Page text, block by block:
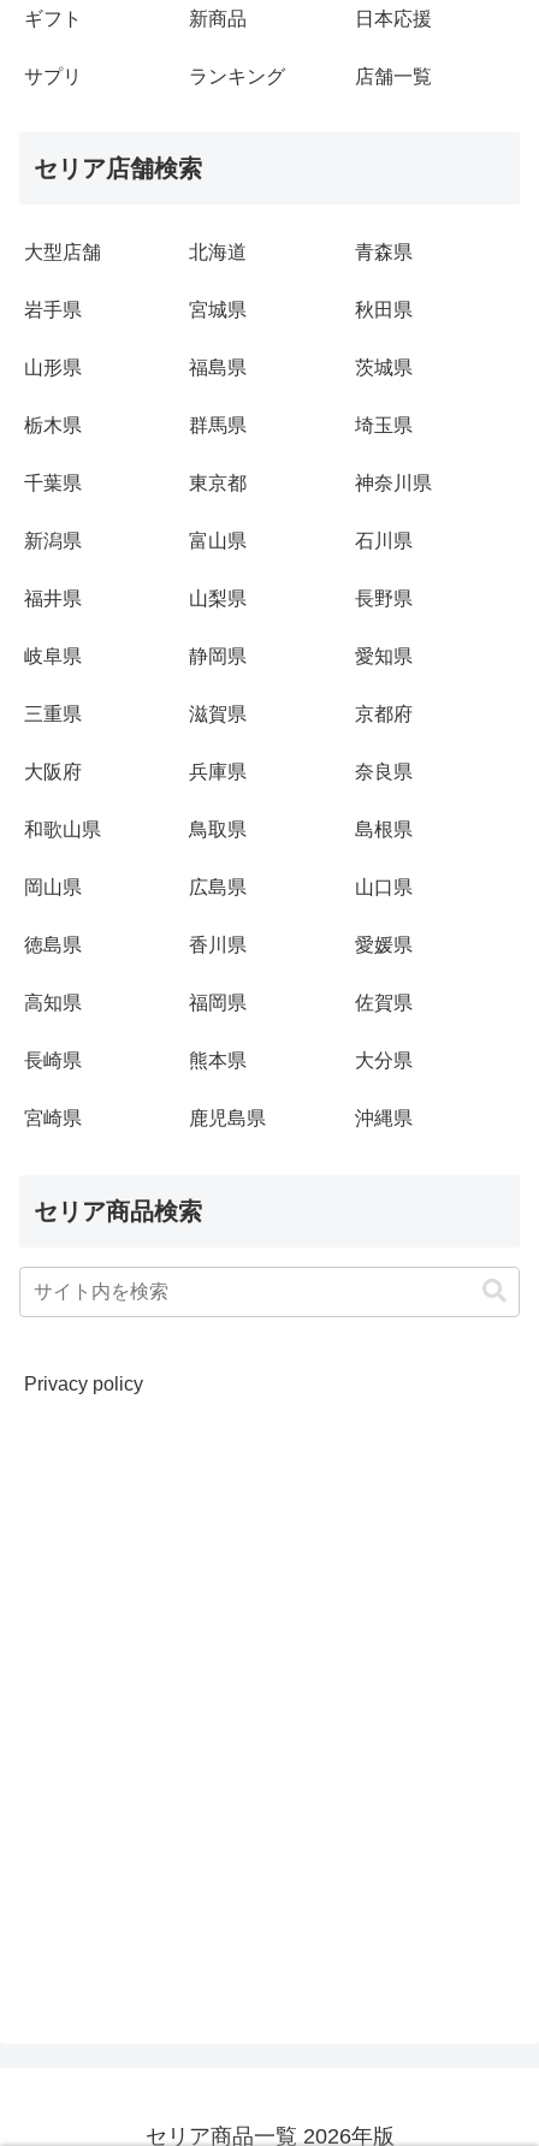
ギフト 新商品 日本応援
サプリ ランキング 店舗一覧
セリア店舗検索
大型店舗 北海道 青森県
岩手県 宮城県 秋田県
山形県 福島県 茨城県
栃木県 群馬県 埼玉県
千葉県 東京都 神奈川県
新潟県 富山県 石川県
福井県 山梨県 長野県
岐阜県 静岡県 愛知県
三重県 滋賀県 京都府
大阪府 兵庫県 奈良県
和歌山県 鳥取県 島根県
岡山県 広島県 山口県
徳島県 香川県 愛媛県
高知県 福岡県 佐賀県
長崎県 熊本県 大分県
宮崎県 鹿児島県 沖縄県
セリア商品検索
Privacy policy
セリア商品一覧 2026年版